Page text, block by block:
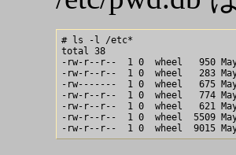
# ls -l /etc*
total 38
-rw-r--r--  1 0  wheel   950
-rw-r--r--  1 0  wheel   283 May
-rw-------  1 0  wheel   675 May
-rw-r--r--  1 0  wheel   774
-rw-r--r--  1 0  wheel   621 May
-rw-r--r--  1 0  wheel  5509